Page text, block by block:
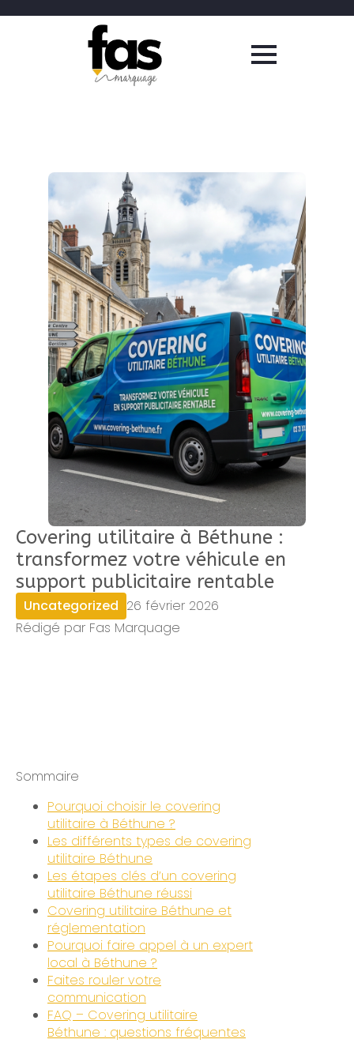
Covering utilitaire à Béthune :
transformez votre véhicule en
support publicitaire rentable
Uncategorized 26 février 2026
Rédigé par Fas Marquage
Sommaire
Pourquoi choisir le covering
utilitaire à Béthune ?
Les différents types de covering
utilitaire Béthune
Les étapes clés d’un covering
utilitaire Béthune réussi
Covering utilitaire Béthune et
réglementation
Pourquoi faire appel à un expert
local à Béthune ?
Faites rouler votre
communication
FAQ – Covering utilitaire
Béthune : questions fréquentes